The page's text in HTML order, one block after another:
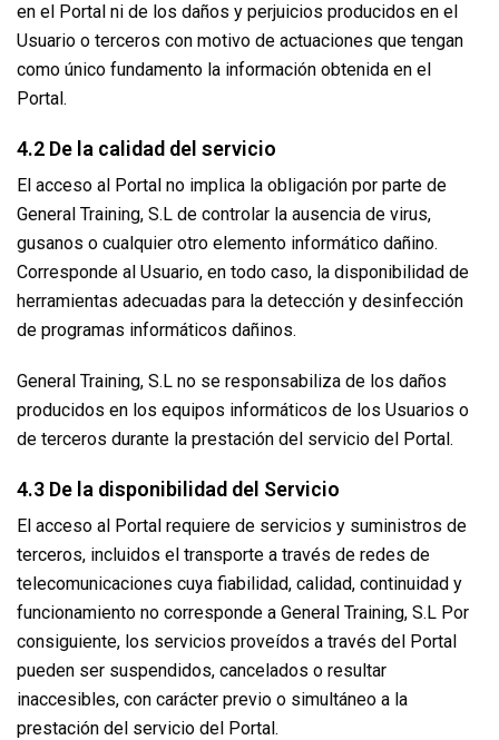
en el Portal ni de los daños y perjuicios producidos en el
Usuario o terceros con motivo de actuaciones que tengan
como único fundamento la información obtenida en el
Portal.
4.2 De la calidad del servicio
El acceso al Portal no implica la obligación por parte de
General Training, S.L de controlar la ausencia de virus,
gusanos o cualquier otro elemento informático dañino.
Corresponde al Usuario, en todo caso, la disponibilidad de
herramientas adecuadas para la detección y desinfección
de programas informáticos dañinos.
General Training, S.L no se responsabiliza de los daños
producidos en los equipos informáticos de los Usuarios o
de terceros durante la prestación del servicio del Portal.
4.3 De la disponibilidad del Servicio
El acceso al Portal requiere de servicios y suministros de
terceros, incluidos el transporte a través de redes de
telecomunicaciones cuya fiabilidad, calidad, continuidad y
funcionamiento no corresponde a General Training, S.L Por
consiguiente, los servicios proveídos a través del Portal
pueden ser suspendidos, cancelados o resultar
inaccesibles, con carácter previo o simultáneo a la
prestación del servicio del Portal.